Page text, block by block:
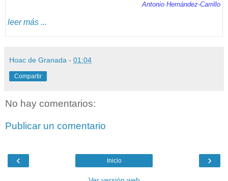
Antonio Hernández-Carrillo
leer más ...
Hoac de Granada - 01:04
Compartir
No hay comentarios:
Publicar un comentario
‹ ›
Inicio